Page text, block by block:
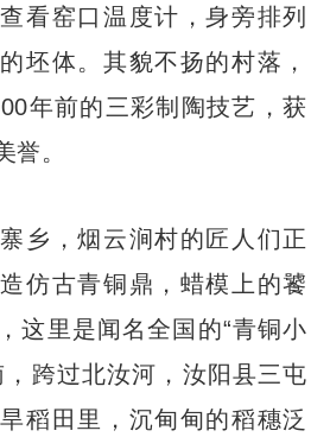
看窑口温度计，身旁排列
坯体。其貌不扬的村落，
年前的三彩制陶技艺，获
誉。
，烟云涧村的匠人们正
仿古青铜鼎，蜡模上的饕
这里是闻名全国的“青铜小
跨过北汝河，汝阳县三屯
稻田里，沉甸甸的稻穗泛